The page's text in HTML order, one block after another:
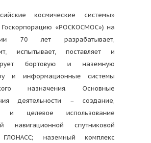
космические системы»
Госкорпорацию «РОСКОСМОС») на
70 лет разрабатывает,
испытывает, поставляет и
бортовую и наземную
и информационные системы
назначения. Основные
деятельности – создание,
и целевое использование
навигационной спутниковой
наземный комплекс